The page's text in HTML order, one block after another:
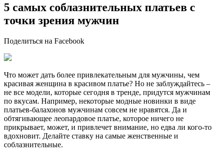
5 самых соблазнительных платьев с
точки зрения мужчин
Поделиться на Facebook
Что может дать более привлекательным для мужчины, чем
красивая женщина в красивом платье? Но не заблуждайтесь –
не все модели, которые сегодня в тренде, придутся мужчинам
по вкусам. Например, некоторые модные новинки в виде
платьев-балахонов мужчинам совсем не нравятся. Да и
обтягивающее леопардовое платье, которое ничего не
прикрывает, может, и привлечет внимание, но едва ли кого-то
вдохновит. Делайте ставку на самые женственные и
соблазнительные.